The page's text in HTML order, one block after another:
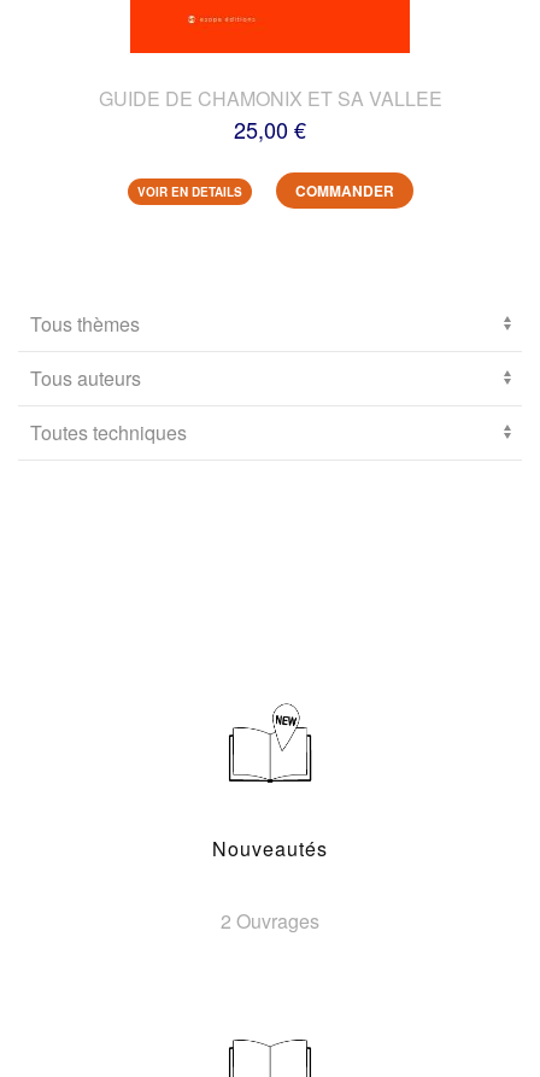
GUIDE DE CHAMONIX ET SA VALLEE
25,00 €
VOIR EN DETAILS COMMANDER
Nouveautés
2 Ouvrages